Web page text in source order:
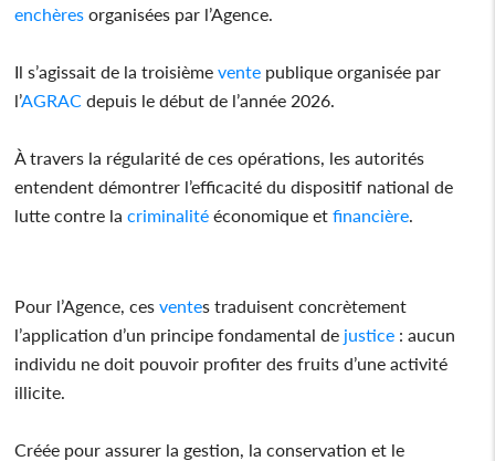
enchères organisées par l’Agence.
Il s’agissait de la troisième vente publique organisée par
l’AGRAC depuis le début de l’année 2026.
À travers la régularité de ces opérations, les autorités
entendent démontrer l’efficacité du dispositif national de
lutte contre la criminalité économique et financière
Pour l’Agence, ces ventes traduisent concrètement
l’application d’un principe fondamental de justice : aucun
individu ne doit pouvoir profiter des fruits d’une activité
illicite.
Créée pour assurer la gestion, la conservation et le